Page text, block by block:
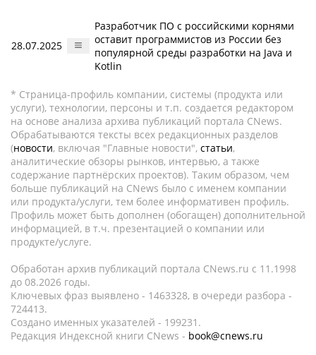
28.07.2025
Разработчик ПО с российскими корнями
оставит программистов из России без
популярной среды разработки на Java и
Kotlin
* Страница-профиль компании, системы (продукта или
услуги), технологии, персоны и т.п. создается редактором
на основе анализа архива публикаций портала CNews.
Обрабатываются тексты всех редакционных разделов
(новости, включая "Главные новости", статьи,
аналитические обзоры рынков, интервью, а также
содержание партнёрских проектов). Таким образом, чем
больше публикаций на CNews было с именем компании
или продукта/услуги, тем более информативен профиль.
Профиль может быть дополнен (обогащен) дополнительной
информацией, в т.ч. презентацией о компании или
продукте/услуге.
Обработан архив публикаций портала CNews.ru c 11.1998
до 08.2026 годы.
Ключевых фраз выявлено - 1463328, в очереди разбора -
724413.
Создано именных указателей - 199231.
Редакция Индексной книги CNews - book@cnews.ru